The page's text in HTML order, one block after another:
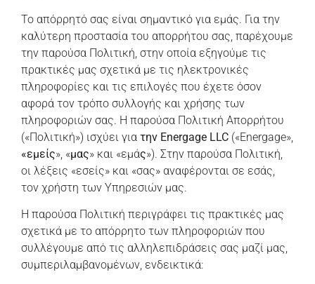
Το απόρρητό σας είναι σημαντικό για εμάς. Για την
καλύτερη προστασία του απορρήτου σας, παρέχουμε
την παρούσα Πολιτική, στην οποία εξηγούμε τις
πρακτικές μας σχετικά με τις ηλεκτρονικές
πληροφορίες και τις επιλογές που έχετε όσον
αφορά τον τρόπο συλλογής και χρήσης των
πληροφοριών σας. Η παρούσα Πολιτική Απορρήτου
(«Πολιτική») ισχύει για την Energage LLC («Energage»,
«εμείς», «μας» και «εμάς»). Στην παρούσα Πολιτική,
οι λέξεις «εσείς» και «σας» αναφέρονται σε εσάς,
τον χρήστη των Υπηρεσιών μας.
Η παρούσα Πολιτική περιγράφει τις πρακτικές μας
σχετικά με το απόρρητο των πληροφοριών που
συλλέγουμε από τις αλληλεπιδράσεις σας μαζί μας,
συμπεριλαμβανομένων, ενδεικτικά: